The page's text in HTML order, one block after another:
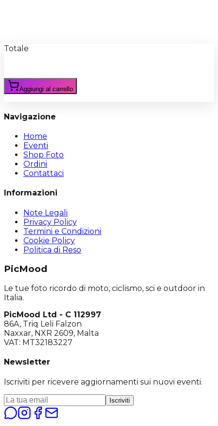
Totale
Aggiungi al carrello
Navigazione
Home
Eventi
Shop Foto
Ordini
Contattaci
Informazioni
Note Legali
Privacy Policy
Termini e Condizioni
Cookie Policy
Politica di Reso
PicMood
Le tue foto ricordo di moto, ciclismo, sci e outdoor in
Italia.
PicMood Ltd - C 112997
86A, Triq Leli Falzon
Naxxar, NXR 2609, Malta
VAT: MT32183227
Newsletter
Iscriviti per ricevere aggiornamenti sui nuovi eventi.
Iscriviti